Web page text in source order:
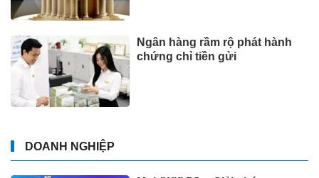
Ngân hàng rầm rộ phát hành
chứng chỉ tiền gửi
DOANH NGHIỆP